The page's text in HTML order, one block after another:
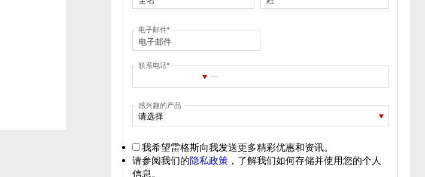
电子邮件
联系电话
感兴趣的产品
请选择
我希望雷格斯向我发送更多精彩优惠和资讯。
请参阅我们的隐私政策 ，了解我们如何存储并使用您的个人
信息。